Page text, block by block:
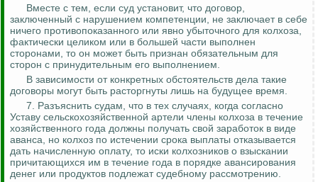
Вместе с тем, если суд установит, что договор,
заключенный с нарушением компетенции, не заключает в себе
ничего противопоказанного или явно убыточного для колхоза,
фактически целиком или в большей части выполнен
сторонами, то он может быть признан обязательным для
сторон с принудительным его выполнением.
В зависимости от конкретных обстоятельств дела такие
договоры могут быть расторгнуты лишь на будущее время.
7. Разъяснить судам, что в тех случаях, когда согласно
Уставу сельскохозяйственной артели члены колхоза в течение
хозяйственного года должны получать свой заработок в виде
аванса, но колхоз по истечении срока выплаты отказывается
дать начисленную оплату, то иски колхозников о взыскании
причитающихся им в течение года в порядке авансирования
денег или продуктов подлежат судебному рассмотрению.